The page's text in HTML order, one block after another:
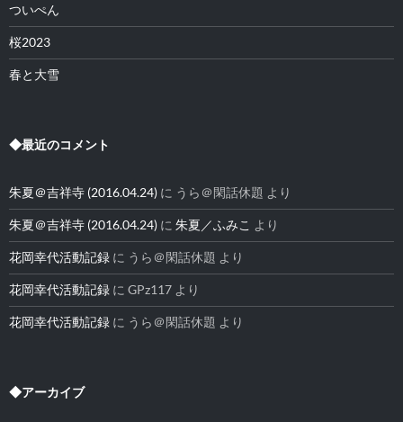
ついぺん
桜2023
春と大雪
◆最近のコメント
朱夏＠吉祥寺 (2016.04.24) に うら＠閑話休題 より
朱夏＠吉祥寺 (2016.04.24) に 朱夏／ふみこ より
花岡幸代活動記録 に うら＠閑話休題 より
花岡幸代活動記録 に GPz117 より
花岡幸代活動記録 に うら＠閑話休題 より
◆アーカイブ